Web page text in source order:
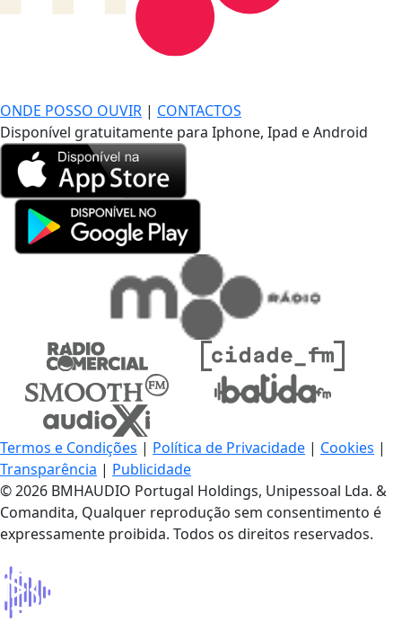
ONDE POSSO OUVIR | CONTACTOS
Disponível gratuitamente para Iphone, Ipad e Android
Termos e Condições | Política de Privacidade | Cookies |
Transparência | Publicidade
© 2026 BMHAUDIO Portugal Holdings, Unipessoal Lda. &
Comandita, Qualquer reprodução sem consentimento é
expressamente proibida. Todos os direitos reservados.